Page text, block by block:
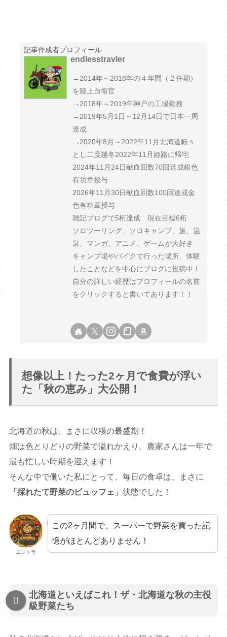
記事作成者プロフィール
endlesstravler
→2014年～2018年の４年間（２任期）
を陸上自衛官
→2018年～2019年神戸の工場勤務
→2019年5月1日～12月14日で日本一周
達成
→2020年8月～2022年11月北海道転々
とし二度越冬2022年11月姫路に帰宅
2024年11月24日献血回数70回達成銀色
有功章授与
2026年11月30日献血回数100回達成金
色有功章授与
雑記ブログで5桁達成 現在目標6桁
ソロツーリング、ソロキャンプ、旅、温
泉、マンガ、アニメ、ゲームが大好き
キャンプ場やバイクで行った場所、体験
したことなどを中心にブログに投稿中！
自分の詳しい経歴はプロフィールの名前
をクリックすると書いてあります！！
想像以上！たった2ヶ月で食費が浮い
た「秋の恵み」大公開！
北海道の秋は、まさに収穫の最盛期！
畑は色とりどりの野菜で溢れかえり、農家さんは一年で
最も忙しい時期を迎えます！
そんな中で働いた私にとって、毎日の食卓は、まさに
「採れたて野菜のビュッフェ」状態でした！
エントラ
この2ヶ月間で、スーパーで野菜を買った記
憶がほとんどありません！
北海道といえばこれ！ザ・北海道な秋の主役
級野菜たち